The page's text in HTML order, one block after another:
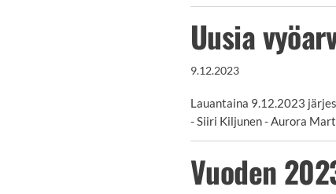
Uusia
9.12.2023
Lauantaina 9.12.2023
- Siiri Kiljunen - Aurora
Vuoden